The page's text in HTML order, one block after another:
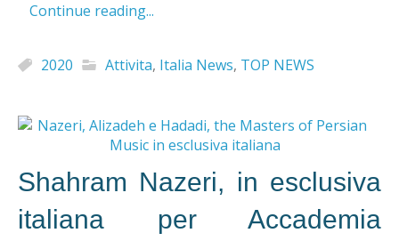
Continue reading...
2020 Attivita, Italia News, TOP NEWS
Shahram Nazeri, in esclusiva
italiana per Accademia